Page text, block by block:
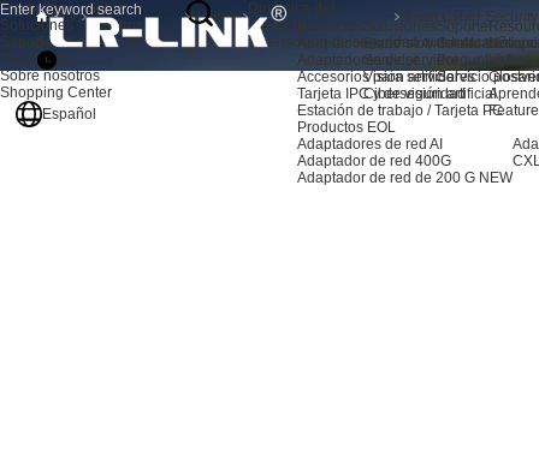
Productos
Adaptadores de servidor AI
Adaptadores de servidor
Accesorios para servidores
Tarjeta IPC y de visión artificial
Estación de trabajo / Tarjeta PC
Productos EOL
Adaptadores de red AI
Adaptador de red 400G
Adaptador de red de 200 G NEW
Soluciones
Expansión de
Servidor
Visión artificial
Ciberseguridad
Soporte
Centro de
Preguntas
Servicio
Video
Productos
Soluciones
Soporte
Resources
Sobre nosotros
Shopping Center
Español
Inicio Sobre
nosotros
Noticias
Dinámica del
producto
Smart Cyber Security | ¿Es esta la sensación de seguridad que buscas?